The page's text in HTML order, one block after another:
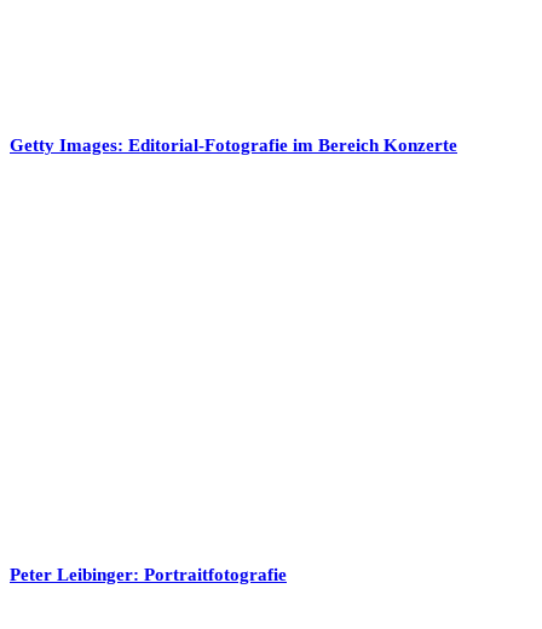
Getty Images: Editorial-Fotografie im Bereich Konzerte
Peter Leibinger: Portraitfotografie